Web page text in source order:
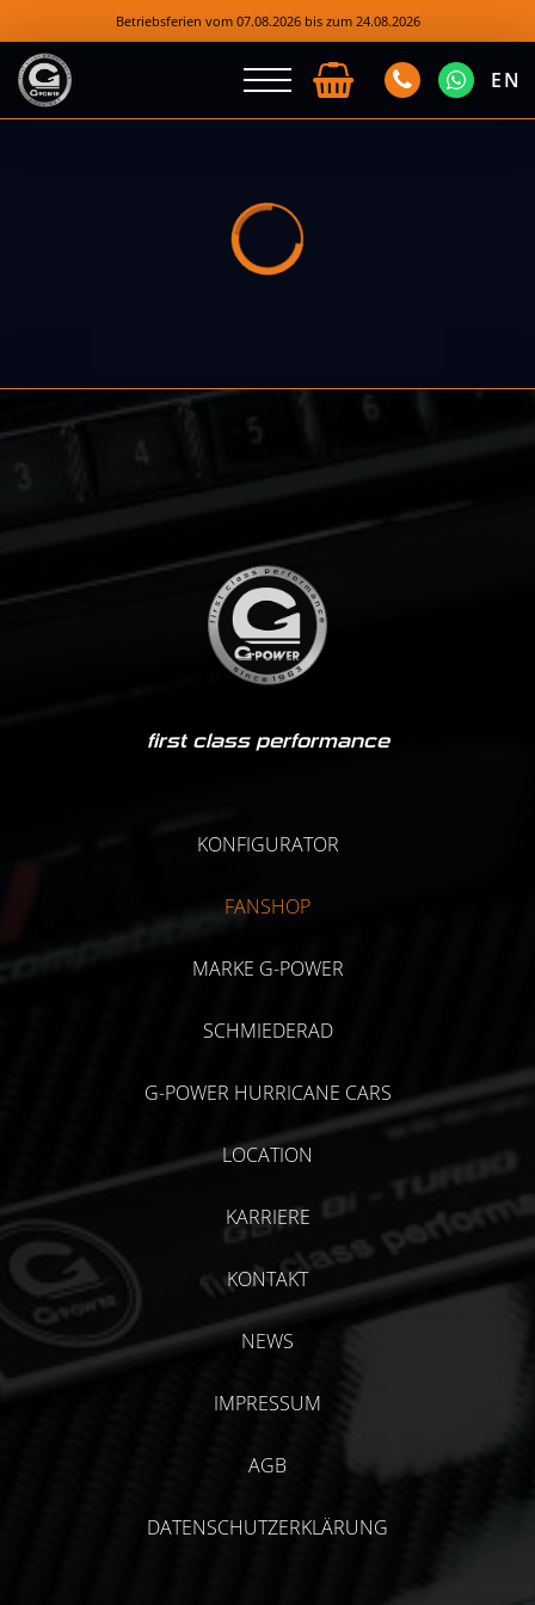
Betriebsferien vom 07.08.2026 bis zum 24.08.2026
EN
first class performance
KONFIGURATOR
FANSHOP
MARKE G-POWER
SCHMIEDERAD
G-POWER HURRICANE CARS
LOCATION
KARRIERE
KONTAKT
NEWS
IMPRESSUM
AGB
DATENSCHUTZERKLÄRUNG